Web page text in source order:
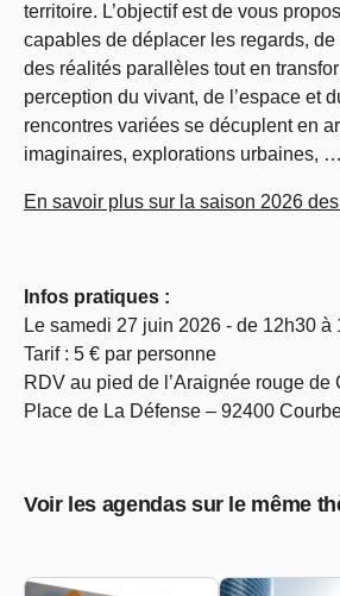
territoire. L’objectif est de vous
capables de déplacer les regards,
des réalités parallèles tout en
perception du vivant, de l’espace et
rencontres variées se décuplent en
imaginaires, explorations urbaines, …
En savoir plus sur la saison 2026
Infos pratiques :
Le samedi 27 juin 2026 - de 12h30 à
Tarif : 5 € par personne
RDV au pied de l’Araignée rouge de
Place de La Défense – 92400
Voir les agendas sur le même